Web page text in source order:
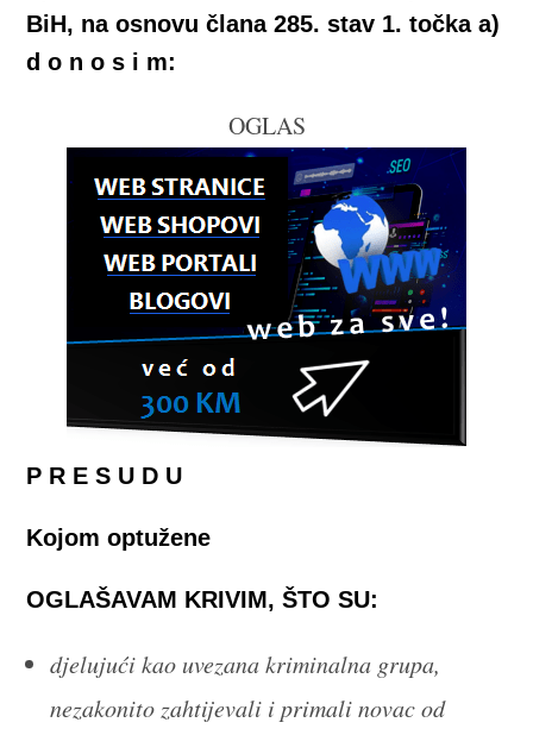
BiH, na osnovu člana 285. stav 1. točka a)
d o n o s i m:
OGLAS
P R E S U D U
Kojom optužene
OGLAŠAVAM KRIVIM, ŠTO SU:
djelujući kao uvezana kriminalna grupa,
nezakonito zahtijevali i primali novac od